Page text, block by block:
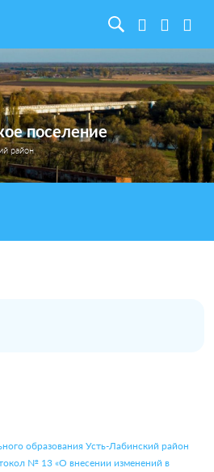
поселение
район
образования Усть-Лабинский район
№ 13 «О внесении изменений в